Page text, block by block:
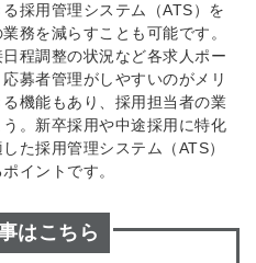
採用管理システム（ATS）を
務を減らすことも可能です。
程調整の状況など各求人ポー
募者管理がしやすいのがメリ
機能もあり、採用担当者の業
。新卒採用や中途採用に特化
た採用管理システム（ATS）
イントです。
はこちら